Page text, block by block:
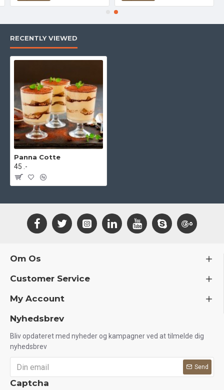
RECENTLY VIEWED
Panna Cotte
45 .-
Om Os
Customer Service
My Account
Nyhedsbrev
Bliv opdateret med nyheder og kampagner ved at tilmelde dig
nyhedsbrev
Send
Captcha